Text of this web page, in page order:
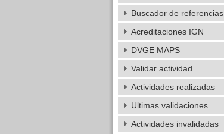
Buscador de referencias
Acreditaciones IGN
DVGE MAPS
Validar actividad
Actividades realizadas
Ultimas validaciones
Actividades invalidadas